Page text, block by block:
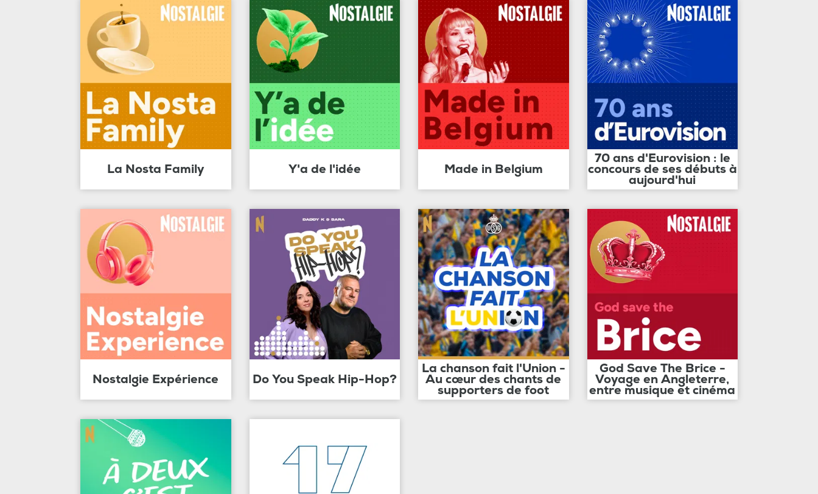
La Nosta Family Y'a de l'idée Made in Belgium
70 ans d'Eurovision : le
concours de ses débuts à
aujourd'hui
Nostalgie Expérience Do You Speak Hip-Hop?
La chanson fait l'Union -
Au cœur des chants de
supporters de foot
God Save The Brice -
Voyage en Angleterre,
entre musique et cinéma